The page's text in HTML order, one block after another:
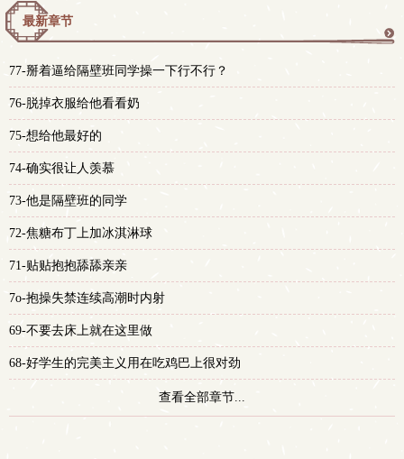
最新章节
77-掰着逼给隔壁班同学操一下行不行？
76-脱掉衣服给他看看奶
75-想给他最好的
74-确实很让人羡慕
73-他是隔壁班的同学
72-焦糖布丁上加冰淇淋球
71-贴贴抱抱舔舔亲亲
7o-抱操失禁连续高潮时内射
69-不要去床上就在这里做
68-好学生的完美主义用在吃鸡巴上很对劲
查看全部章节...